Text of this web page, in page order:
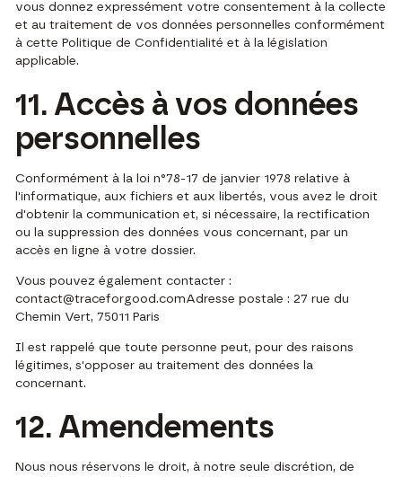
vous donnez expressément votre consentement à la collecte
et au traitement de vos données personnelles conformément
à cette Politique de Confidentialité et à la législation
applicable.
11. Accès à vos données
personnelles
Conformément à la loi n°78-17 de janvier 1978 relative à
l'informatique, aux fichiers et aux libertés, vous avez le droit
d'obtenir la communication et, si nécessaire, la rectification
ou la suppression des données vous concernant, par un
accès en ligne à votre dossier.
Vous pouvez également contacter :
contact@traceforgood.comAdresse postale : 27 rue du
Chemin Vert, 75011 Paris
Il est rappelé que toute personne peut, pour des raisons
légitimes, s'opposer au traitement des données la
concernant.
12. Amendements
Nous nous réservons le droit, à notre seule discrétion, de